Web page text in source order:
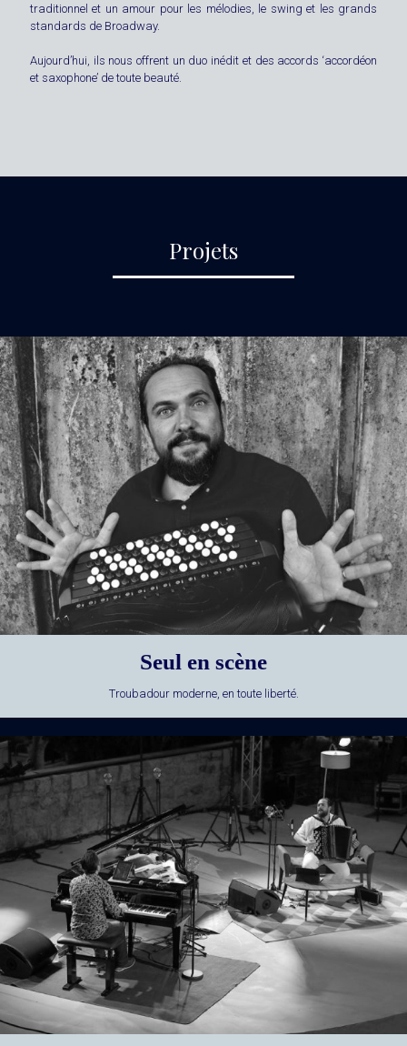
traditionnel et un amour pour les mélodies, le swing et les grands
standards de Broadway.
Aujourd’hui, ils nous offrent un duo inédit et des accords ‘accordéon
et saxophone’ de toute beauté.
Projets
Seul en scène
Troubadour moderne, en toute liberté.